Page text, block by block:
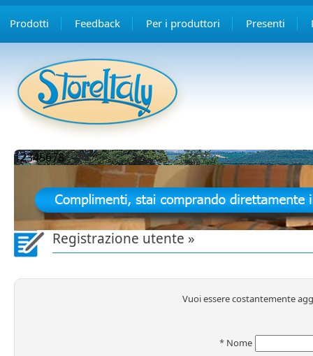
Prodotti Feedback Per i produttori Presenti
12345678
Registrazione utente »
Vuoi essere costantemente
* Nome